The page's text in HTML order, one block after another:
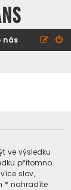
nás
ve výsledku
přítomno.
slov,
* nahradíte